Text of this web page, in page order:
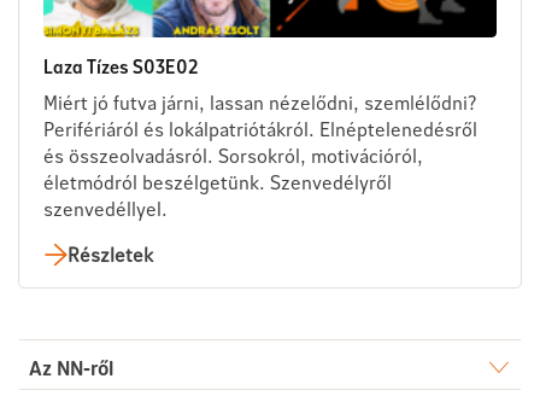
Laza Tízes S03E02
Miért jó futva járni, lassan nézelődni, szemlélődni?
Perifériáról és lokálpatriótákról. Elnéptelenedésről
és összeolvadásról. Sorsokról, motivációról,
életmódról beszélgetünk. Szenvedélyről
szenvedéllyel.
Részletek
Az NN-ről